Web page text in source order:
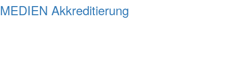
MEDIEN Akkreditierung